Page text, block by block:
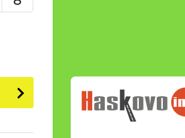
НОВИНИТЕ НА
HASKOVO.INFO